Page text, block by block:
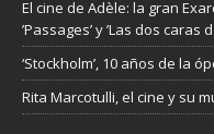
El cine de Adèle: la gran
’Passages’ y ’Las dos caras
‘Stockholm’, 10 años de la
Rita Marcotulli, el cine y su